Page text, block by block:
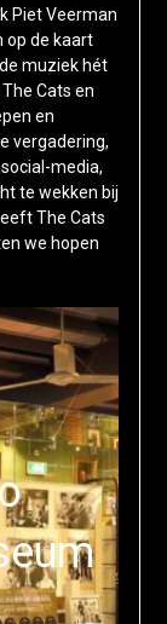
Piet Veerman
op de kaart
muziek hét
Cats en
en
vergadering,
media,
te wekken bij
The Cats
we hopen